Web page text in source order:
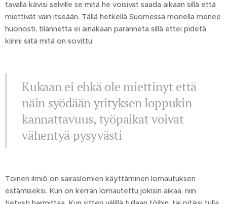
tavalla kävisi selville se mitä he voisivat saada aikaan sillä että
miettivät vain itseään. Tällä hetkellä Suomessa monella menee
huonosti, tilannetta ei ainakaan paranneta sillä ettei pidetä
kiinni siitä mitä on sovittu.
Kukaan ei ehkä ole miettinyt että
näin syödään yrityksen loppukin
kannattavuus, työpaikat voivat
vähentyä pysyvästi
Toinen ilmiö on sairaslomien käyttäminen lomautuksen
estämiseksi. Kun on kerran lomautettu jokisin aikaa, niin